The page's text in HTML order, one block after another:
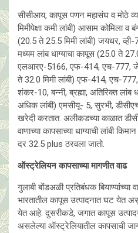
सीसीआय, कापूस पणन महासंघ व मोठे
मिमीपेक्षा कमी लांबी) आसाम कोमिला व
(20.5 ते 25.5 मिमी लांबी) जयधर,
मध्यम लांब धाग्याचा कापूस (25.0 ते
एलआरए-5166, एफ-414, एच-777, जे-
ते 32.0 मिमी लांबी) एफ-414, एच-
शंकर-10, बन्नी, ब्रह्मा, अतिरिक्त लांब
अधिक लांबी) एमसीयू- 5, सुरभी,
खरेदी करतात. अलीकडच्या काळात
वाणाच्या कापसाच्या धाग्याची लांबी
दर 32.5 plus ठरवला जातो.
ऑस्ट्रेलियन कापसाच्या मागणीत वाढ
गुलाबी बोंडअळी प्रतिबंधक
भारतातील कापूस उत्पादनात घट येत
येत आहे. दुसरीकडे, जगात कापूस
असलेल्या ऑस्ट्रेलियातील कापसाची